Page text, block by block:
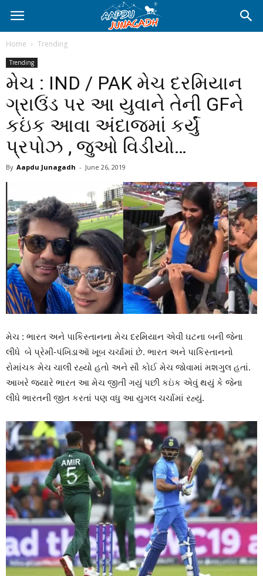
Home Trending
Trending
મેચ : IND / PAK મેચ દરમિયાન
ગ્રાઉંડ પર આ યુવાને તેની GFને
કઇંક આવા અંદાજમાં કર્યું
પ્રપોઝ , જુઓ વિડીયો…
By Aapdu Junagadh - June 26, 2019
મેચ : ભારત અને પાકિસ્તાનના મેચ દરમિયાન એવી ઘટના બની જેના
લીધે બે પ્રેમી-પંખિડાઑ ખૂબ ચર્ચામાં છે. ભારત અને પાકિસ્તાનનો
રોમાંચક મેચ ચાલી રહ્યો હતો અને સૌ કોઈ મેચ જોવામાં મશગુલ હતાં.
આખરે જ્યારે ભારત આ મેચ જીતી ગયું પછી કઇંક એવું થયું કે જેના
લીધે ભારતની જીત કરતાં પણ વધુ આ યુગલ ચર્ચામાં રહ્યું.